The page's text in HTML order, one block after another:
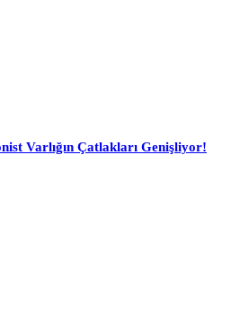
Varlığın Çatlakları Genişliyor!